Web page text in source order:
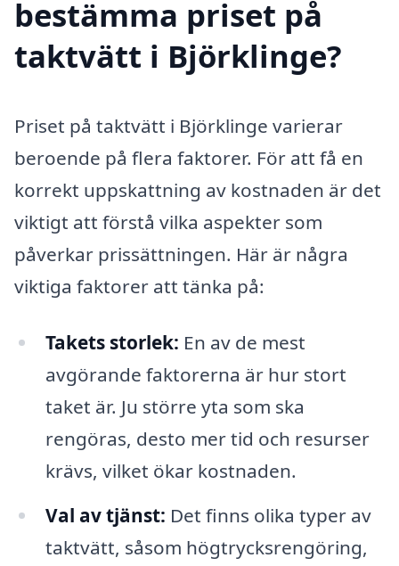
bestämma priset på
taktvätt i Björklinge?
Priset på taktvätt i Björklinge varierar
beroende på flera faktorer. För att få en
korrekt uppskattning av kostnaden är det
viktigt att förstå vilka aspekter som
påverkar prissättningen. Här är några
viktiga faktorer att tänka på:
Takets storlek: En av de mest
avgörande faktorerna är hur stort
taket är. Ju större yta som ska
rengöras, desto mer tid och resurser
krävs, vilket ökar kostnaden.
Val av tjänst: Det finns olika typer av
taktvätt, såsom högtrycksrengöring,